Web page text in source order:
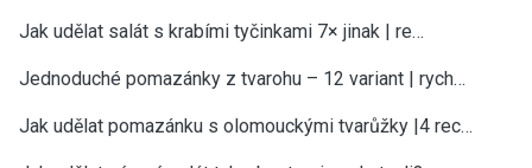
Jak udělat salát s krabími tyčinkami 7× jinak | re…
Jednoduché pomazánky z tvarohu – 12 variant | rych…
Jak udělat pomazánku s olomouckými tvarůžky |4 rec…